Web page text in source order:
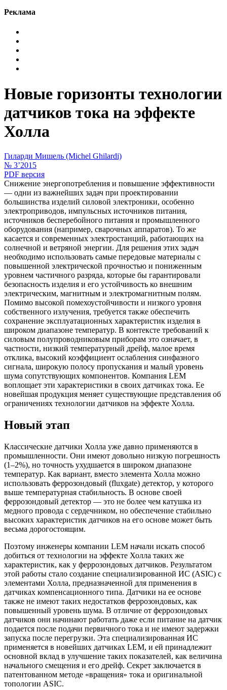
Реклама
Новые горизонты технологии
датчиков тока на эффекте
Холла
Гиларди Мишель (Michel Ghilardi)
№ 3’2015
PDF версия
Снижение энергопотребления и повышение эффективности
— одни из важнейших задач при проектировании
большинства изделий силовой электроники, особенно
электроприводов, импульсных источников питания,
источников бесперебойного питания и промышленного
оборудования (например, сварочных аппаратов). То же
касается и современных электростанций, работающих на
солнечной и ветряной энергии. Для решения этих задач
необходимо использовать самые передовые материалы с
повышенной электрической прочностью и пониженным
уровнем частичного разряда, которые бы гарантировали
безопасность изделия и его устойчивость ко внешним
электрическим, магнитным и электромагнитным полям.
Помимо высокой помехоустойчивости и низкого уровня
собственного излучения, требуется также обеспечить
сохранение эксплуатационных характеристик изделия в
широком диапазоне температур. В контексте требований к
силовым полупроводниковым приборам это означает, в
частности, низкий температурный дрейф, малое время
отклика, высокий коэффициент ослабления синфазного
сигнала, широкую полосу пропускания и малый уровень
шума сопутствующих компонентов. Компания LEM
воплощает эти характеристики в своих датчиках тока. Ее
новейшая продукция меняет существующие представления об
ограничениях технологии датчиков на эффекте Холла.
Новый этап
Классические датчики Холла уже давно применяются в
промышленности. Они имеют довольно низкую погрешность
(1–2%), но точность ухудшается в широком диапазоне
температур. Как вариант, вместо элемента Холла можно
использовать феррозондовый (fluxgate) детектор, у которого
выше температурная стабильность. В основе своей
феррозондовый детектор — это не более чем катушка из
медного провода с сердечником, но обеспечение стабильно
высоких характеристик датчиков на его основе может быть
весьма дорогостоящим.
Поэтому инженеры компании LEM начали искать способ
добиться от технологии на эффекте Холла таких же
характеристик, как у феррозондовых датчиков. Результатом
этой работы стало создание специализированной ИС (ASIC) с
элементами Холла, предназначенной для применения в
датчиках компенсационного типа. Датчики на ее основе
также не имеют таких недостатков феррозондовых, как
повышенный уровень шума. В отличие от феррозондовых
датчиков они начинают работать даже если питание на датчик
подается после подачи первичного тока и не имеют задержки
запуска после перегрузки. Эта специализированная ИС
применяется в новейших датчиках LEM, и ей принадлежит
основной вклад в улучшение таких показателей, как величина
начального смещения и его дрейф. Секрет заключается в
патентованном методе «вращения» тока и оригинальной
топологии ASIC.